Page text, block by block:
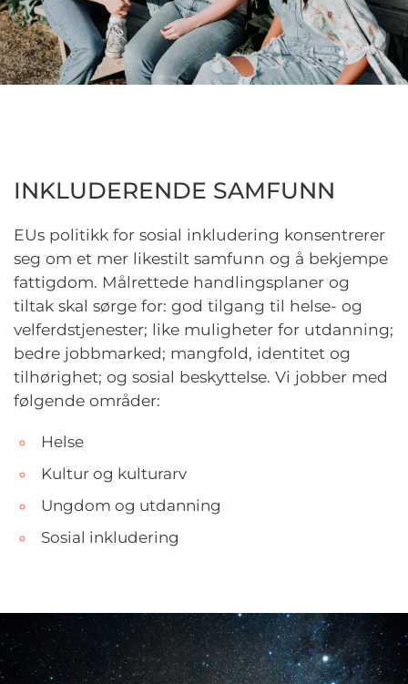
INKLUDERENDE SAMFUNN
EUs politikk for sosial inkludering konsentrerer
seg om et mer likestilt samfunn og å bekjempe
fattigdom. Målrettede handlingsplaner og
tiltak skal sørge for: god tilgang til helse- og
velferdstjenester; like muligheter for utdanning;
bedre jobbmarked; mangfold, identitet og
tilhørighet; og sosial beskyttelse. Vi jobber med
følgende områder:
Helse
Kultur og kulturarv
Ungdom og utdanning
Sosial inkludering